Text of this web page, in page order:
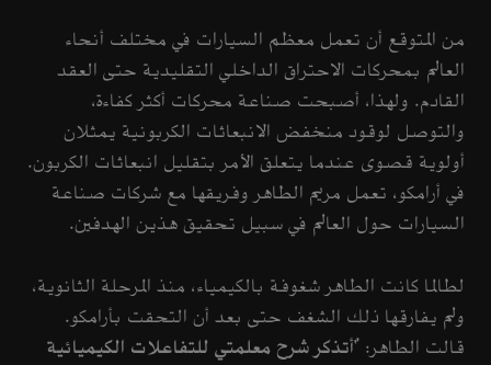
من المتوقع أن تعمل معظم السيارات في مختلف أنحاء
العالم بمحركات الاحتراق الداخلي التقليدية حتى العقد
القادم. ولهذا، أصبحت صناعة محركات أكثر كفاءة،
والتوصل لوقود منخفض الانبعاثات الكربونية يمثلان
أولوية قصوى عندما يتعلق الأمر بتقليل انبعاثات الكربون.
في أرامكو، تعمل مريم الطاهر وفريقها مع شركات صناعة
السيارات حول العالم في سبيل تحقيق هذين الهدفين.
لطالما كانت الطاهر شغوفة بالكيمياء، منذ المرحلة الثانوية،
ولم يفارقها ذلك الشغف حتى بعد أن التحقت بأرامكو.
قالت الطاهر: "أتذكر شرح معلمتي للتفاعلات الكيميائية